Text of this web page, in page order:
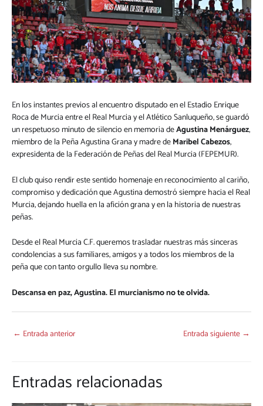
En los instantes previos al encuentro disputado en el Estadio Enrique
Roca de Murcia entre el Real Murcia y el Atlético Sanluqueño, se guardó
un respetuoso minuto de silencio en memoria deAgustina Menárguez,
miembro de la Peña Agustina Grana y madre deMaribel Cabezos,
expresidenta de la Federación de Peñas del Real Murcia (FEPEMUR).
El club quiso rendir este sentido homenaje en reconocimiento al cariño,
compromiso y dedicación que Agustina demostró siempre hacia el Real
Murcia, dejando huella en la afición grana y en la historia de nuestras
peñas.
Desde el Real Murcia C.F. queremos trasladar nuestras más sinceras
condolencias a sus familiares, amigos y a todos los miembros de la
peña que con tanto orgullo lleva su nombre.
Descansa en paz, Agustina. El murcianismo no te olvida.
← Entrada anterior Entrada siguiente →
Entradas relacionadas